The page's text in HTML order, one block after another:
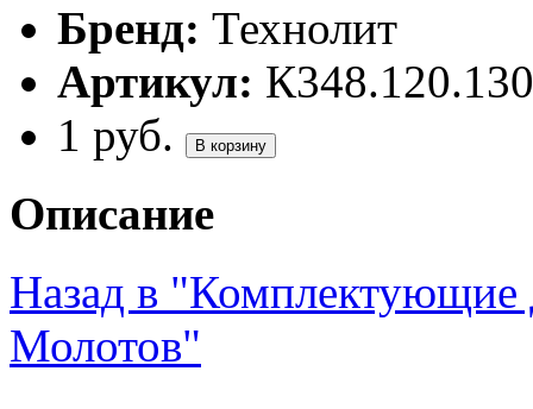
Бренд: Технолит
Артикул:
1 руб. В корзину
Описание
Назад в
Молотов"